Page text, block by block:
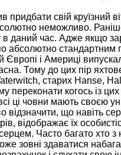
свій круїзний
неможливо.
в даний час. Адже якщо
абсолютно стандартним
і Америці
Тому до цих пір
старих Hanse,
переконати когось із
ці човни мають своєю
що навіть
відображає їх
Часто багато хто
зовні здаватися